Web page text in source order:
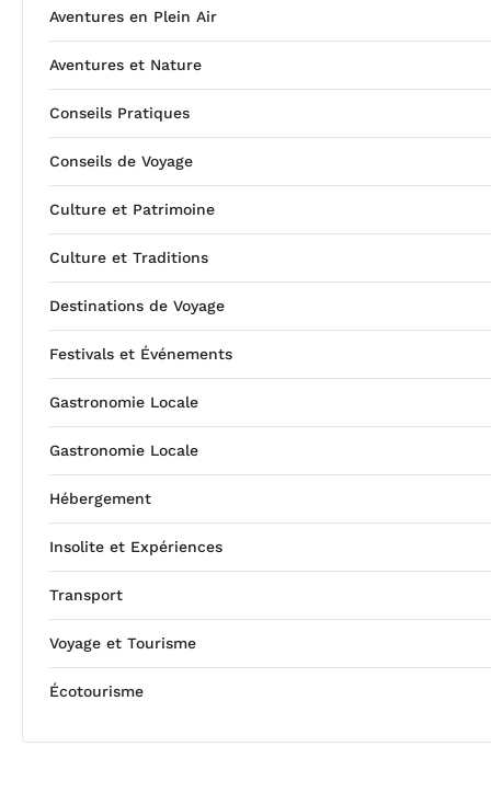
Aventures en Plein Air
Aventures et Nature
Conseils Pratiques
Conseils de Voyage
Culture et Patrimoine
Culture et Traditions
Destinations de Voyage
Festivals et Événements
Gastronomie Locale
Gastronomie Locale
Hébergement
Insolite et Expériences
Transport
Voyage et Tourisme
Écotourisme